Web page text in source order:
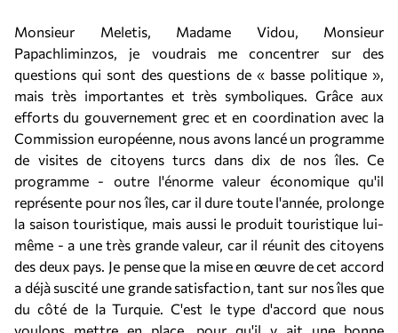
Monsieur Meletis, Madame Vidou, Monsieur
Papachliminzos, je voudrais me concentrer sur des
questions qui sont des questions de « basse politique »,
mais très importantes et très symboliques. Grâce aux
efforts du gouvernement grec et en coordination avec la
Commission européenne, nous avons lancé un programme
de visites de citoyens turcs dans dix de nos îles. Ce
programme - outre l'énorme valeur économique qu'il
représente pour nos îles, car il dure toute l'année, prolonge
la saison touristique, mais aussi le produit touristique lui-
même - a une très grande valeur, car il réunit des citoyens
des deux pays. Je pense que la mise en œuvre de cet accord
a déjà suscité une grande satisfaction, tant sur nos îles que
du côté de la Turquie. C'est le type d'accord que nous